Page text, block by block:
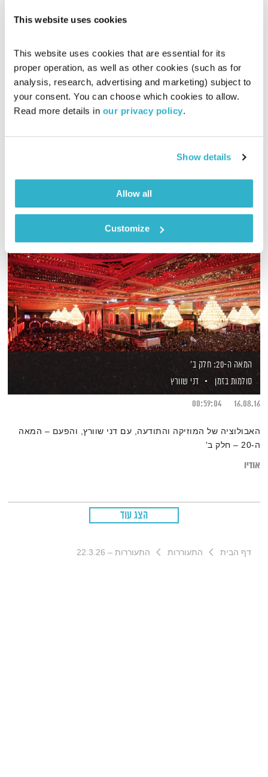
This website uses cookies
This website uses cookies that are essential for its
proper operation, as well as other cookies (such as for
analysis, research, advertising and marketing) subject to
your consent. You can choose which cookies to allow.
Read more details in our privacy policy.
Show details
Allow all
Customize
סתיו
טיול שבת
מיכל גפן
אודיו
המאה ה-20: חלק ב'
סולמות בזמן
דני שוורץ
16.08.16
00:59:04
האבולוציה של המוזיקה והתודעה, עם דני שוורץ, והפעם – המאה
ה-20 – חלק ב'
אודיו
הצג עוד
דף הבית התעוררות התעוררות – 22.3.26